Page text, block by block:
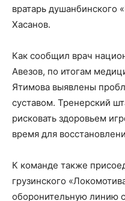
вратарь душанбинского
Хасанов.
Как сообщил врач
Авезов, по итогам
Ятимова выявлены
суставом. Тренерский
рисковать здоровьем
время для
К команде также
грузинского
оборонительную линию